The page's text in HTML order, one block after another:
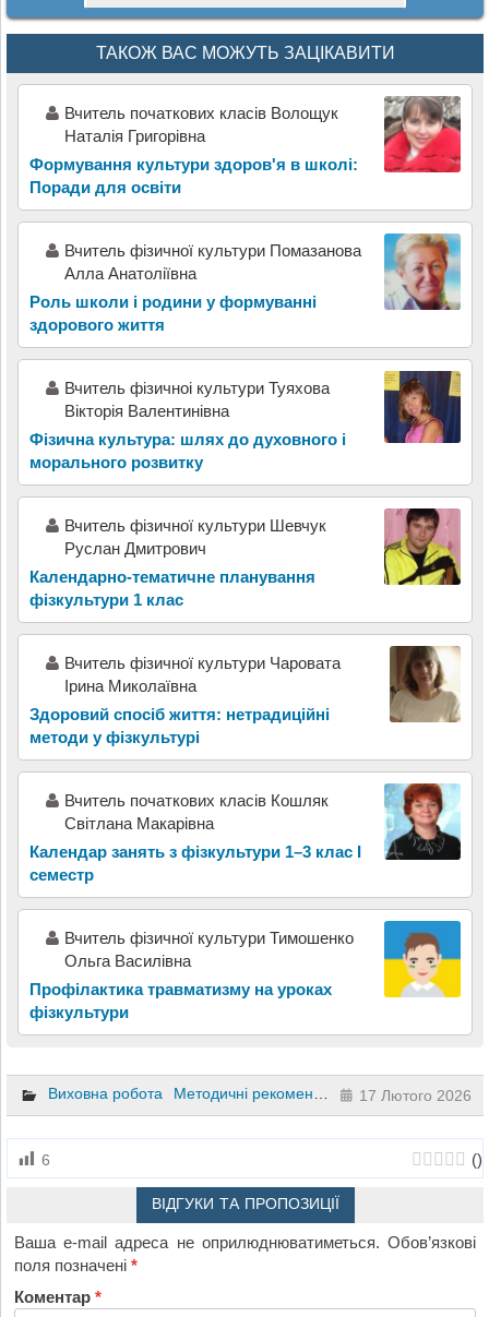
ТАКОЖ ВАС МОЖУТЬ ЗАЦІКАВИТИ
Вчитель початкових класів Волощук
Наталія Григорівна
Формування культури здоров'я в школі:
Поради для освіти
Вчитель фізичної культури Помазанова
Алла Анатоліївна
Роль школи і родини у формуванні
здорового життя
Вчитель фiзичноi культури Туяхова
Вiкторiя Валентинiвна
Фізична культура: шлях до духовного і
морального розвитку
Вчитель фізичної культури Шевчук
Руслан Дмитрович
Календарно-тематичне планування
фізкультури 1 клас
Вчитель фізичної культури Чаровата
Ірина Миколаївна
Здоровий спосіб життя: нетрадиційні
методи у фізкультурі
Вчитель початкових класів Кошляк
Світлана Макарівна
Календар занять з фізкультури 1–3 клас І
семестр
Вчитель фізичної культури Тимошенко
Ольга Василівна
Профілактика травматизму на уроках
фізкультури
Виховна робота Методичні рекомендації Позакласні заходи
17 Лютого 2026
6 ()
ВІДГУКИ ТА ПРОПОЗИЦІЇ
Ваша e-mail адреса не оприлюднюватиметься. Обов’язкові
поля позначені*
Коментар*